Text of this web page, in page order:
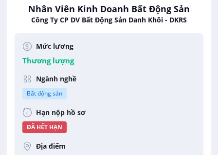
Nhân Viên Kinh Doanh Bất Động Sản
Công Ty CP DV Bất Động Sản Danh Khôi - DKRS
Mức lương
Thương lượng
Ngành nghề
Bất động sản
Hạn nộp hồ sơ
ĐÃ HẾT HẠN
Địa điểm